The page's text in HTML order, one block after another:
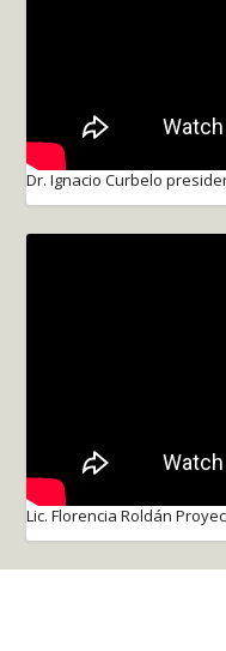
Dr. Ignacio Curbelo
Lic. Florencia Roldán